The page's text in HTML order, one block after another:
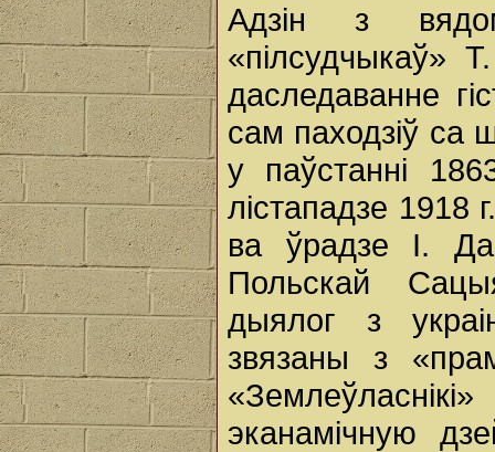
Адзін з
«пілсудчыкаў»
даследаванне
сам паходзіў са
у паўстанні
лістападзе 1918
ва ўрадзе І.
Польскай
дыялог з
звязаны з
эканамічную